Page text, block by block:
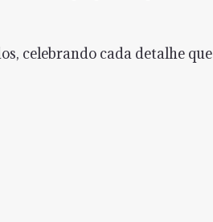
celebrando cada detalhe